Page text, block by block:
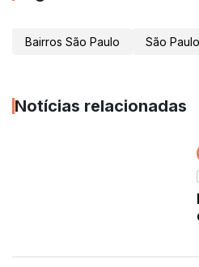
Bairros São Paulo São Paulo
Notícias relacionadas